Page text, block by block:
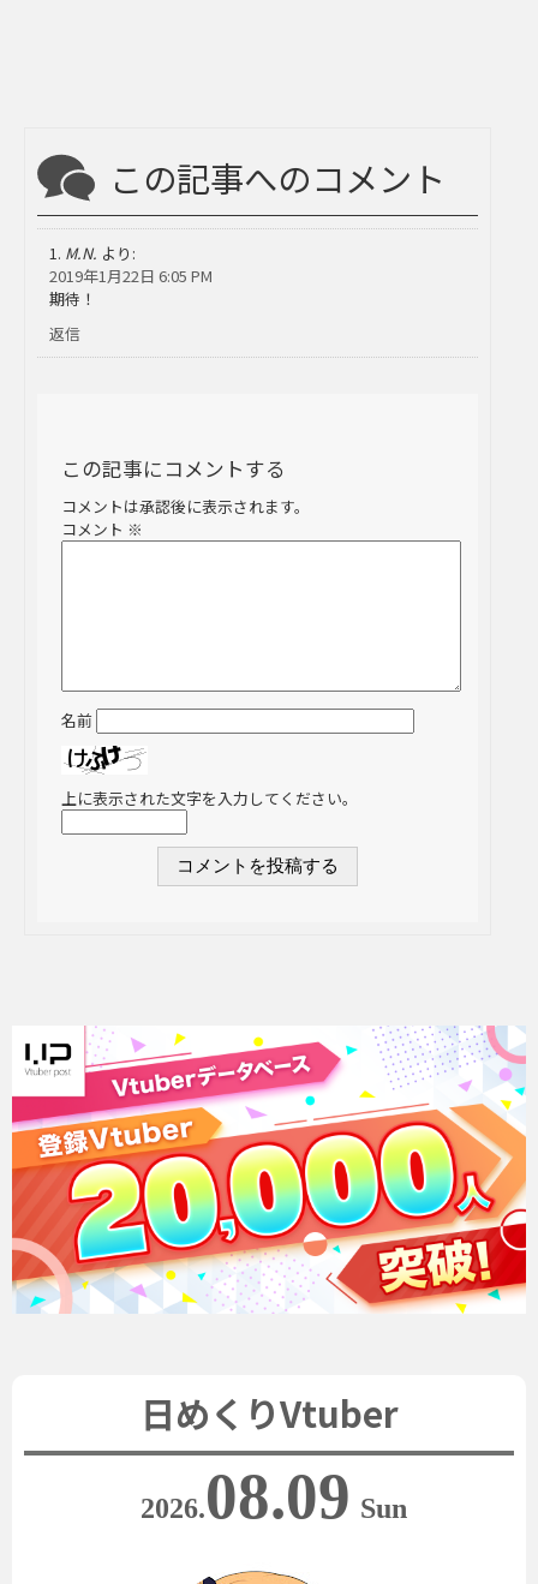
この記事へのコメント
M.N. より:
2019年1月22日 6:05 PM
期待！
返信
この記事にコメントする
コメントは承認後に表示されます。
コメント ※
名前
上に表示された文字を入力してください。
日めくりVtuber
2026.08.09 Sun